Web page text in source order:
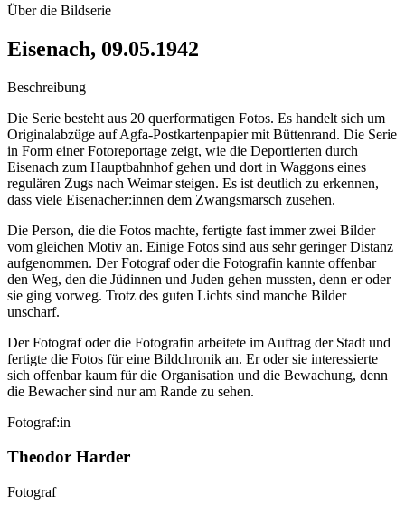
Über die Bildserie
Eisenach, 09.05.1942
Beschreibung
Die Serie besteht aus 20 querformatigen Fotos. Es handelt sich um
Originalabzüge auf Agfa-Postkartenpapier mit Büttenrand. Die Serie
in Form einer Fotoreportage zeigt, wie die Deportierten durch
Eisenach zum Hauptbahnhof gehen und dort in Waggons eines
regulären Zugs nach Weimar steigen. Es ist deutlich zu erkennen,
dass viele Eisenacher:innen dem Zwangsmarsch zusehen.
Die Person, die die Fotos machte, fertigte fast immer zwei Bilder
vom gleichen Motiv an. Einige Fotos sind aus sehr geringer Distanz
aufgenommen. Der Fotograf oder die Fotografin kannte offenbar
den Weg, den die Jüdinnen und Juden gehen mussten, denn er oder
sie ging vorweg. Trotz des guten Lichts sind manche Bilder
unscharf.
Der Fotograf oder die Fotografin arbeitete im Auftrag der Stadt und
fertigte die Fotos für eine Bildchronik an. Er oder sie interessierte
sich offenbar kaum für die Organisation und die Bewachung, denn
die Bewacher sind nur am Rande zu sehen.
Fotograf:in
Theodor Harder
Fotograf